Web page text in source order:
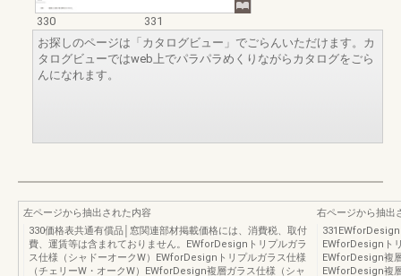
330
331
お探しのページは「カタログビュー」でごらんいただけます。カ
タログビューではweb上でパラパラめくりながらカタログをごら
んになれます。
左ページから抽出された内容
330価格表共通有償品│窓関連部材掲載価格には、消費税、取付
費、運賃等は含まれておりません。EWforDesignトリプルガラ
ス仕様（シャドーオークW）EWforDesignトリプルガラス仕様
（チェリーW・オークW）EWforDesign複層ガラス仕様（シャ
右ページから抽出
EWforDesignト
EWforDesign複
EWforDesign複